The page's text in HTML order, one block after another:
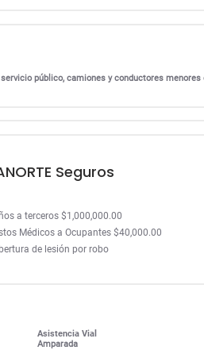
público, camiones y conductores
Seguros
a terceros $1,000,000.00
Médicos a Ocupantes $40,000.00
de lesión por robo
Asistencia Vial
Amparada